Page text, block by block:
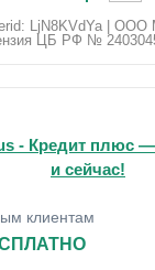
LjN8KVdYa | ООО
ЦБ РФ №
- Кредит плюс —
и сейчас!
клиентам